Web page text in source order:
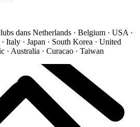
dans Netherlands · Belgium · USA ·
Italy · Japan · South Korea · United
· Australia · Curacao · Taiwan